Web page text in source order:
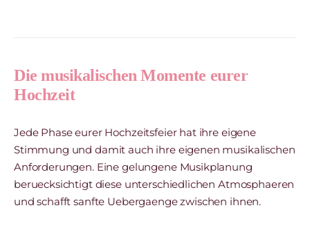
Die musikalischen Momente eurer
Hochzeit
Jede Phase eurer Hochzeitsfeier hat ihre eigene
Stimmung und damit auch ihre eigenen musikalischen
Anforderungen. Eine gelungene Musikplanung
beruecksichtigt diese unterschiedlichen Atmosphaeren
und schafft sanfte Uebergaenge zwischen ihnen.